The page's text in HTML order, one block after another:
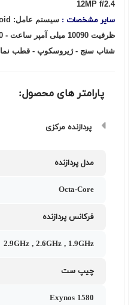
12MP f/2.4
سایر مشخصات :
شتاب سنج - ژیروسکوپ - قطب نما
پارامتر های محصول:
پردازنده مرکزی
مدل پردازنده
Octa-Core
فرکانس پردازنده
2.9GHz , 2.6GHz , 1.9GHz
چیپ ست
Exynos 1580